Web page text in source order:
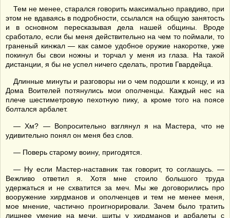
Тем не менее, старался говорить максимально правдиво, при
этом не вдаваясь в подробности, ссылался на общую занятость
и в основном пересказывая дела нашей общины. Вроде
сработало, если бы меня действительно на чем то поймали, то
граненый кинжал — как самое удобное оружие накоротке, уже
покинул бы свои ножны и торчал у меня из глаза. На такой
дистанции, я бы не успел ничего сделать, против Гвардейца.
Длинные минуты и разговоры ни о чем подошли к концу, и из
Дома Воителей потянулись мои ополченцы. Каждый нес на
плече шестиметровую пехотную пику, а кроме того на поясе
болтался арбалет.
— Хм? — Вопросительно взглянул я на Мастера, что не
удивительно понял он меня без слов.
— Поверь старому воину, пригодятся.
— Ну если Мастер-наставник так говорит, то соглашусь. —
Вежливо ответил я. Хотя мне стоило большого труда
удержаться и не схватится за меч. Мы же договорились про
вооружение хирдманов и ополченцев и тем не менее меня,
мое мнение, частично проигнорировали. Зачем было тратить
лишнее умение на мечи, щиты у хирдманов и арбалеты с